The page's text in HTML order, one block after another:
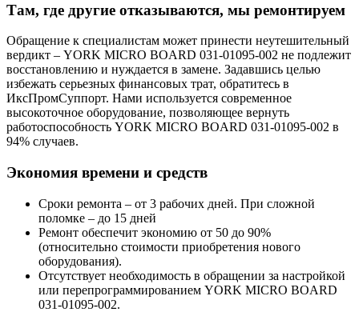
Там, где другие отказываются, мы ремонтируем
Обращение к специалистам может принести неутешительный
вердикт – YORK MICRO BOARD 031-01095-002 не подлежит
восстановлению и нуждается в замене. Задавшись целью
избежать серьезных финансовых трат, обратитесь в
ИксПромСуппорт. Нами используется современное
высокоточное оборудование, позволяющее вернуть
работоспособность YORK MICRO BOARD 031-01095-002 в
94% случаев.
Экономия времени и средств
Сроки ремонта – от 3 рабочих дней. При сложной
поломке – до 15 дней
Ремонт обеспечит экономию от 50 до 90%
(относительно стоимости приобретения нового
оборудования).
Отсутствует необходимость в обращении за настройкой
или перепрограммированием YORK MICRO BOARD
031-01095-002.